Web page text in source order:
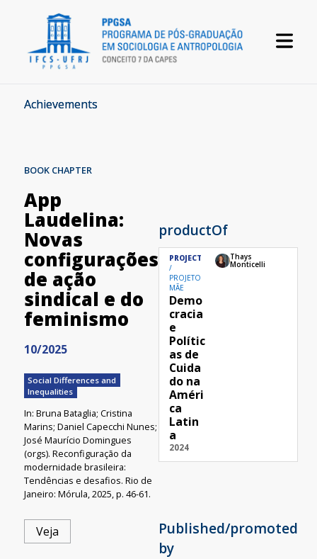
Achievements
BOOK CHAPTER
App
Laudelina:
Novas
configurações
de ação
sindical e do
feminismo
10/2025
Social Differences and
Inequalities
In: Bruna Bataglia; Cristina
Marins; Daniel Capecchi Nunes;
José Maurício Domingues
(orgs). Reconfiguração da
modernidade brasileira:
Tendências e desafios. Rio de
Janeiro: Mórula, 2025, p. 46-61.
Veja
productOf
PROJECT
PROJETO
MÃE
Demo
cracia
e
Polític
as de
Cuida
do na
Améri
ca
Latin
a
2024
Thays
Monticelli
Published/promoted
by